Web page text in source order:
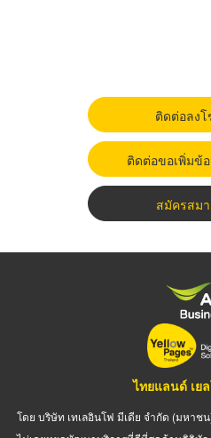
ติดต่อลง
ติดต่อขอเพิ่มข้
สมัครสม
ไทยแลนด์ เย
โดย บริษัท เทเลอินโฟ มีเดีย จำกัด (มหาช